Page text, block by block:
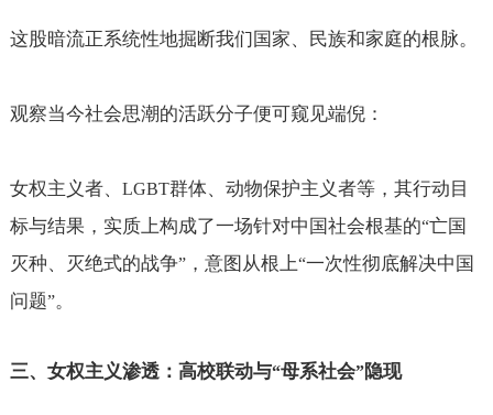
这股暗流正系统性地掘断我们国家、民族和家庭的根脉。
观察当今社会思潮的活跃分子便可窥见端倪：
女权主义者、 LGBT群体、动物保护主义者等，其行动目
标与结果，实质上构成了一场针对中国社会根基的“亡国
灭种、灭绝式的战争”，意图从根上“一次性彻底解决中国
问题”。
三、女权主义渗透：高校联动与“母系社会”隐现